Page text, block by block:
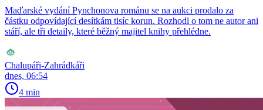
Maďarské vydání Pynchonova románu se na aukci prodalo za
částku odpovídající desítkám tisíc korun. Rozhodl o tom ne autor ani
stáří, ale tři detaily, které běžný majitel knihy přehlédne.
Chalupáři-Zahrádkáři
dnes, 06:54
4 min